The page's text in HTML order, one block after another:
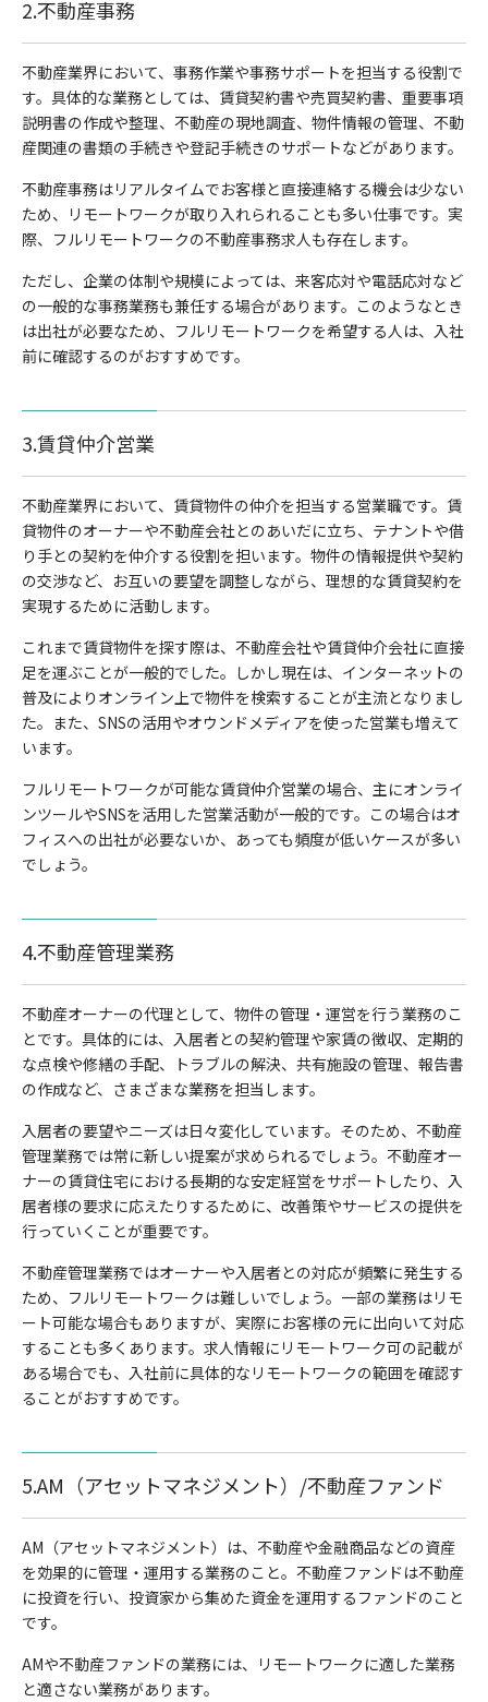
2.不動産事務
不動産業界において、事務作業や事務サポートを担当する役割で
す。具体的な業務としては、賃貸契約書や売買契約書、重要事項
説明書の作成や整理、不動産の現地調査、物件情報の管理、不動
産関連の書類の手続きや登記手続きのサポートなどがあります。
不動産事務はリアルタイムでお客様と直接連絡する機会は少ない
ため、リモートワークが取り入れられることも多い仕事です。実
際、フルリモートワークの不動産事務求人も存在します。
ただし、企業の体制や規模によっては、来客応対や電話応対など
の一般的な事務業務も兼任する場合があります。このようなとき
は出社が必要なため、フルリモートワークを希望する人は、入社
前に確認するのがおすすめです。
3.賃貸仲介営業
不動産業界において、賃貸物件の仲介を担当する営業職です。賃
貸物件のオーナーや不動産会社とのあいだに立ち、テナントや借
り手との契約を仲介する役割を担います。物件の情報提供や契約
の交渉など、お互いの要望を調整しながら、理想的な賃貸契約を
実現するために活動します。
これまで賃貸物件を探す際は、不動産会社や賃貸仲介会社に直接
足を運ぶことが一般的でした。しかし現在は、インターネットの
普及によりオンライン上で物件を検索することが主流となりまし
た。また、SNSの活用やオウンドメディアを使った営業も増えて
います。
フルリモートワークが可能な賃貸仲介営業の場合、主にオンライ
ンツールやSNSを活用した営業活動が一般的です。この場合はオ
フィスへの出社が必要ないか、あっても頻度が低いケースが多い
でしょう。
4.不動産管理業務
不動産オーナーの代理として、物件の管理・運営を行う業務のこ
とです。具体的には、入居者との契約管理や家賃の徴収、定期的
な点検や修繕の手配、トラブルの解決、共有施設の管理、報告書
の作成など、さまざまな業務を担当します。
入居者の要望やニーズは日々変化しています。そのため、不動産
管理業務では常に新しい提案が求められるでしょう。不動産オー
ナーの賃貸住宅における長期的な安定経営をサポートしたり、入
居者様の要求に応えたりするために、改善策やサービスの提供を
行っていくことが重要です。
不動産管理業務ではオーナーや入居者との対応が頻繁に発生する
ため、フルリモートワークは難しいでしょう。一部の業務はリモ
ート可能な場合もありますが、実際にお客様の元に出向いて対応
することも多くあります。求人情報にリモートワーク可の記載が
ある場合でも、入社前に具体的なリモートワークの範囲を確認す
ることがおすすめです。
5.AM（アセットマネジメント）/不動産ファンド
AM（アセットマネジメント）は、不動産や金融商品などの資産
を効果的に管理・運用する業務のこと。不動産ファンドは不動産
に投資を行い、投資家から集めた資金を運用するファンドのこと
です。
AMや不動産ファンドの業務には、リモートワークに適した業務
と適さない業務があります。